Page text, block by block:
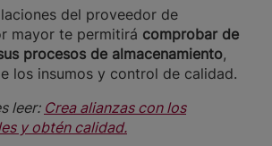
del proveedor de
mayor te permitirá comprobar de
procesos de almacenamiento,
los insumos y control de calidad.
leer: Crea alianzas con los
y obtén calidad.